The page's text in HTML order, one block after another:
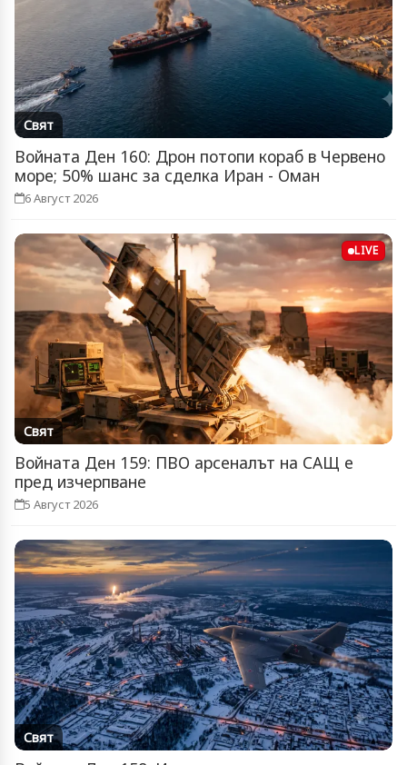
Свят
Войната Ден 160: Дрон потопи кораб в Червено
море; 50% шанс за сделка Иран - Оман
6 Август 2026
LIVE
Свят
Войната Ден 159: ПВО арсеналът на САЩ е
пред изчерпване
5 Август 2026
Свят